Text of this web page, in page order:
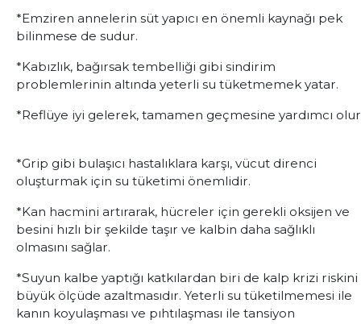
*Emziren annelerin süt yapıcı en önemli kaynağı pek
bilinmese de sudur.
*Kabızlık, bağırsak tembelliği gibi sindirim
problemlerinin altında yeterli su tüketmemek yatar.
*Reflüye iyi gelerek, tamamen geçmesine yardımcı
*Grip gibi bulaşıcı hastalıklara karşı, vücut direnci
oluşturmak için su tüketimi önemlidir.
*Kan hacmini artırarak, hücreler için gerekli oksijen ve
besini hızlı bir şekilde taşır ve kalbin daha sağlıklı
olmasını sağlar.
*Suyun kalbe yaptığı katkılardan biri de kalp krizi riskini
büyük ölçüde azaltmasıdır. Yeterli su tüketilmemesi ile
kanın koyulaşması ve pıhtılaşması ile tansiyon